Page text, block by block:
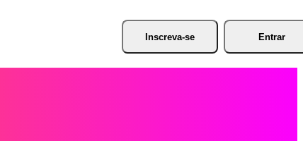
Inscreva-se Entrar